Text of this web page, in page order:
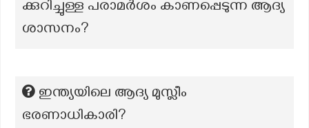
ക്കുറിച്ചുള്ള പരാമർശം കാണപ്പെടുന്ന ആദ്യ
ശാസനം?
ഇന്ത്യയിലെ ആദ്യ മുസ്ലീം
ഭരണാധികാരി?